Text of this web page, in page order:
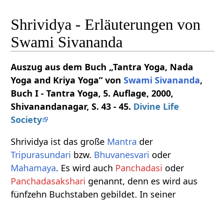
Shrividya - Erläuterungen von
Swami Sivananda
Auszug aus dem Buch „Tantra Yoga, Nada
Yoga and Kriya Yoga“ vonSwami Sivananda,
Buch I - Tantra Yoga, 5. Auflage, 2000,
Shivanandanagar, S. 43 - 45. Divine Life
Society
Shrividya ist das große Mantra der
Tripurasundari bzw. Bhuvanesvari oder
Mahamaya. Es wird auch Panchadasi oder
Panchadasakshari genannt, denn es wird aus
fünfzehn Buchstaben gebildet. In seiner